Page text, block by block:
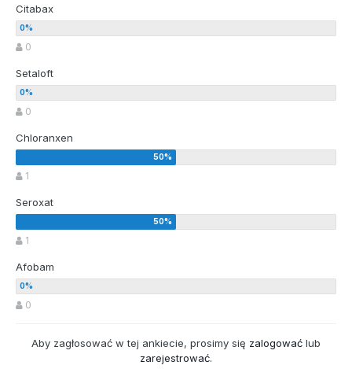
Citabax
0
Setaloft
0
Chloranxen
1
Seroxat
1
Afobam
0
Aby zagłosować w tej ankiecie, prosimy się zalogować lub
zarejestrować.